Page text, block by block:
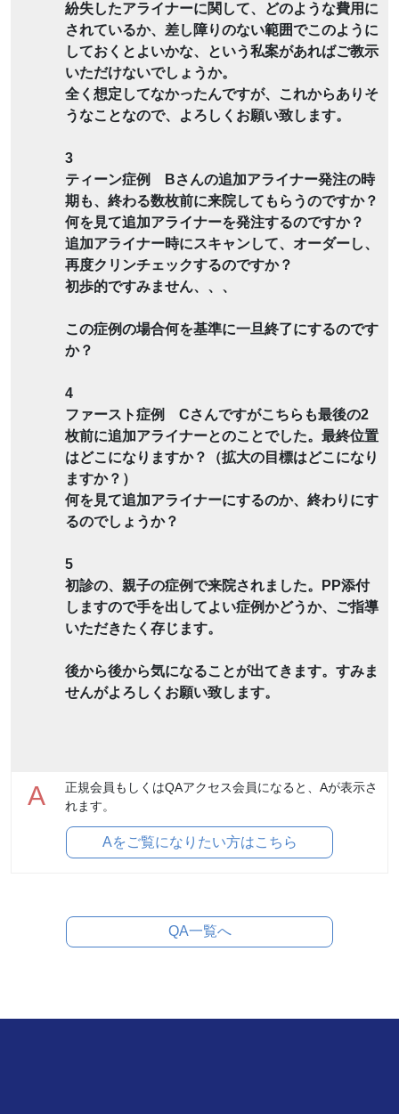
紛失したアライナーに関して、どのような費用に
されているか、差し障りのない範囲でこのように
しておくとよいかな、という私案があればご教示
いただけないでしょうか。
全く想定してなかったんですが、これからありそ
うなことなので、よろしくお願い致します。
3
ティーン症例 Bさんの追加アライナー発注の時
期も、終わる数枚前に来院してもらうのですか？
何を見て追加アライナーを発注するのですか？
追加アライナー時にスキャンして、オーダーし、
再度クリンチェックするのですか？
初歩的ですみません、、、
この症例の場合何を基準に一旦終了にするのです
か？
4
ファースト症例 Cさんですがこちらも最後の2
枚前に追加アライナーとのことでした。最終位置
はどこになりますか？（拡大の目標はどこになり
ますか？）
何を見て追加アライナーにするのか、終わりにす
るのでしょうか？
5
初診の、親子の症例で来院されました。PP添付
しますので手を出してよい症例かどうか、ご指導
いただきたく存じます。
後から後から気になることが出てきます。すみま
せんがよろしくお願い致します。
A
正規会員もしくはQAアクセス会員になると、Aが表示さ
れます。
Aをご覧になりたい方はこちら
QA一覧へ